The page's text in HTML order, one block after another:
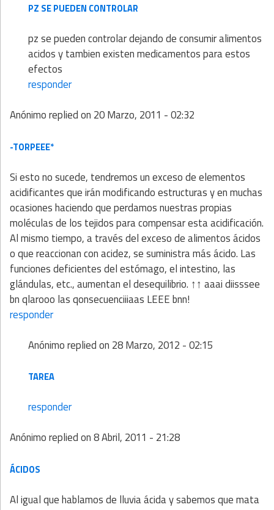
PZ SE PUEDEN CONTROLAR
pz se pueden controlar dejando de consumir alimentos
acidos y tambien existen medicamentos para estos
efectos
responder
Anónimoreplied on 20 Marzo, 2011 - 02:32
-TORPEEE*
Si esto no sucede, tendremos un exceso de elementos
acidificantes que irán modificando estructuras y en muchas
ocasiones haciendo que perdamos nuestras propias
moléculas de los tejidos para compensar esta acidificación.
Al mismo tiempo, a través del exceso de alimentos ácidos
o que reaccionan con acidez, se suministra más ácido. Las
funciones deficientes del estómago, el intestino, las
glándulas, etc., aumentan el desequilibrio. ↑↑ aaai diisssee
bn qlarooo las qonsecuenciiiaas LEEE bnn!
responder
Anónimoreplied on 28 Marzo, 2012 - 02:15
TAREA
responder
Anónimoreplied on8 Abril, 2011 - 21:28
ÁCIDOS
Al igual que hablamos de lluvia ácida y sabemos que mata